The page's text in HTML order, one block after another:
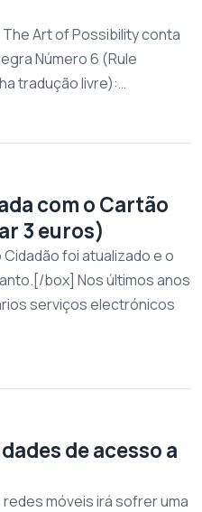
Art of Possibility conta
Número 6 (Rule
tradução livre):…
com o Cartão
3 euros)
foi atualizado e o
box] Nos últimos anos
serviços electrónicos
de acesso a
móveis irá sofrer uma